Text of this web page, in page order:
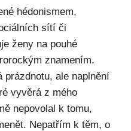
hédonismem,
sítí či
ženy na pouhé
znamením.
prázdnotu, ale naplnění
vyvěrá z mého
nepovolal k tomu,
Nepatřím k těm, o